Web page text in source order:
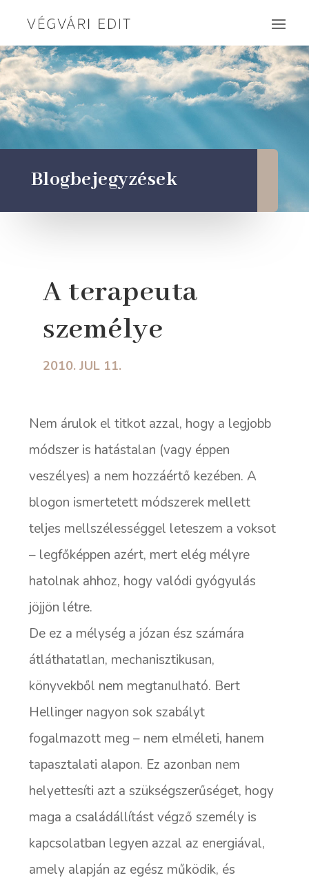
Blogbejegyzések
A terapeuta
személye
2010. JUL 11.
Nem árulok el titkot azzal, hogy a legjobb
módszer is hatástalan (vagy éppen
veszélyes) a nem hozzáértő kezében. A
blogon ismertetett módszerek mellett
teljes mellszélességgel leteszem a voksot
– legfőképpen azért, mert elég mélyre
hatolnak ahhoz, hogy valódi gyógyulás
jöjjön létre.
De ez a mélység a józan ész számára
átláthatatlan, mechanisztikusan,
könyvekből nem megtanulható. Bert
Hellinger nagyon sok szabályt
fogalmazott meg – nem elméleti, hanem
tapasztalati alapon. Ez azonban nem
helyettesíti azt a szükségszerűséget, hogy
maga a családállítást végző személy is
kapcsolatban legyen azzal az energiával,
amely alapján az egész működik, és